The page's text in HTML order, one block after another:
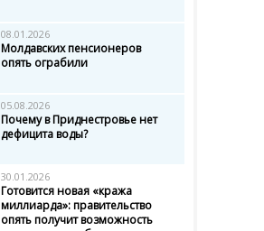
08.01.2026
Молдавских пенсионеров
опять ограбили
05.08.2026
Почему в Приднестровье нет
дефицита воды?
30.01.2026
Готовится новая «кража
миллиарда»: правительство
опять получит возможность